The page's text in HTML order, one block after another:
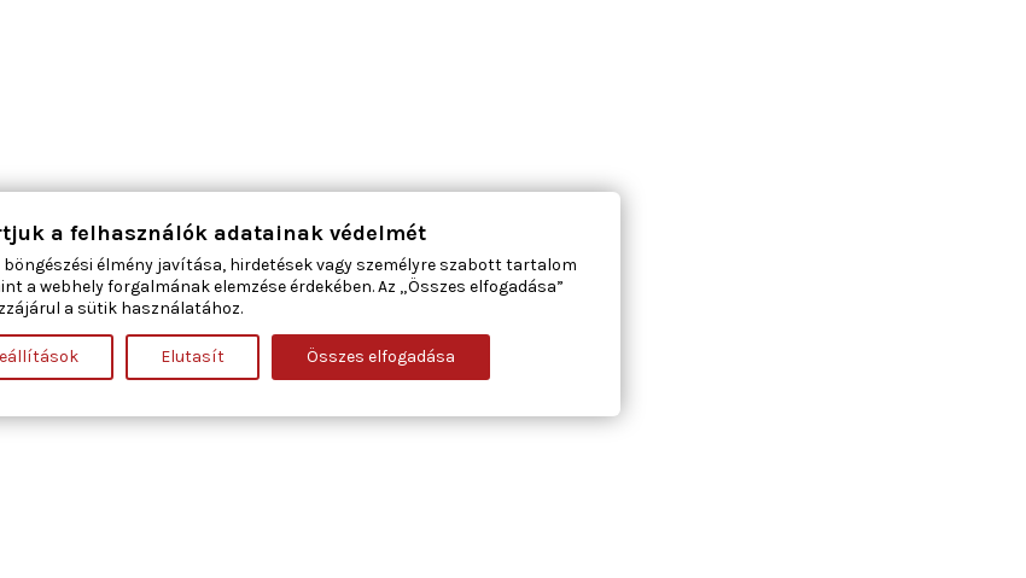
a felhasználók adatainak védelmét
élmény javítása, hirdetések vagy személyre szabott tartalom
a webhely forgalmának elemzése érdekében. Az „Összes elfogadása”
a sütik használatához.
Elutasít Összes elfogadása